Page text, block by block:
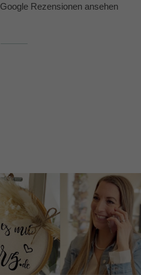
Google Rezensionen ansehen